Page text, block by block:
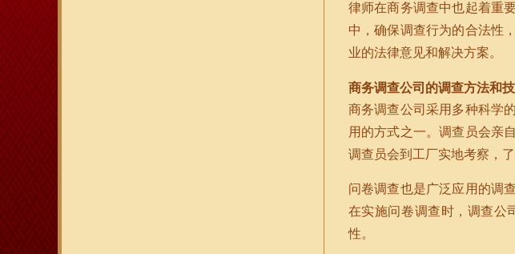
律师在商务调查中也起着重
中，确保调查行为的合法性
业的法律意见和解决方案。
商务调查公司的调查方法和
商务调查公司采用多种科学
用的方式之一。调查员会亲
调查员会到工厂实地考察，
问卷调查也是广泛应用的调
在实施问卷调查时，调查公
性。